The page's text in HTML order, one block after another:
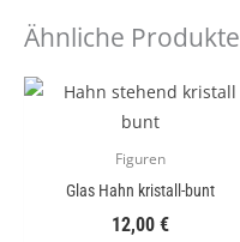
Ähnliche Produkte
Figuren
Glas Hahn kristall-bunt
12,00 €